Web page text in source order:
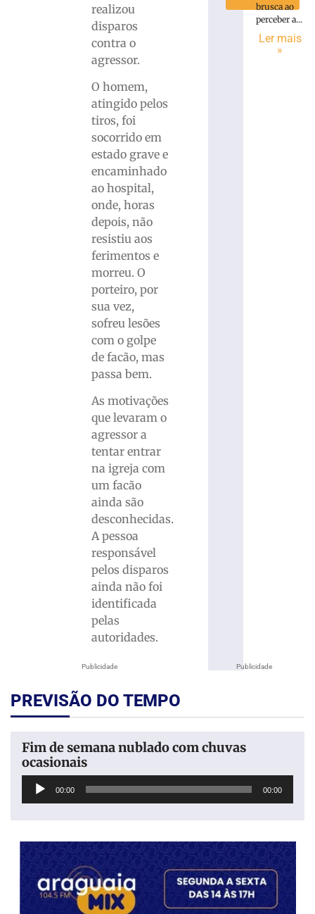
Publicidade
realizou
disparos
contra o
agressor.
O homem,
atingido pelos
tiros, foi
socorrido em
estado grave e
encaminhado
ao hospital,
onde, horas
depois, não
resistiu aos
ferimentos e
morreu. O
porteiro, por
sua vez,
sofreu lesões
com o golpe
de facão, mas
passa bem.
As motivações
que levaram o
agressor a
tentar entrar
na igreja com
um facão
ainda são
desconhecidas.
A pessoa
responsável
pelos disparos
ainda não foi
identificada
pelas
autoridades.
Publicidade
brusca ao
perceber a...
Ler mais
»
PREVISÃO DO TEMPO
Fim de semana nublado com chuvas
ocasionais
Tocador
00:00 00:00